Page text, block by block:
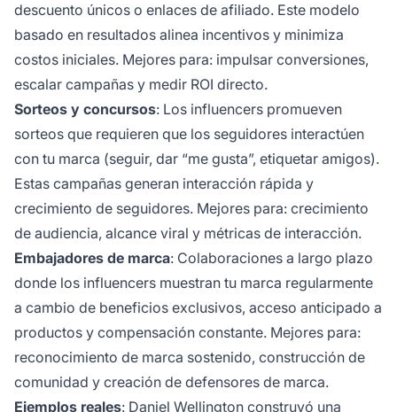
descuento únicos o enlaces de afiliado. Este modelo
basado en resultados alinea incentivos y minimiza
costos iniciales. Mejores para: impulsar conversiones,
escalar campañas y medir ROI directo.
Sorteos y concursos: Los influencers promueven
sorteos que requieren que los seguidores interactúen
con tu marca (seguir, dar “me gusta”, etiquetar amigos).
Estas campañas generan interacción rápida y
crecimiento de seguidores. Mejores para: crecimiento
de audiencia, alcance viral y métricas de interacción.
Embajadores de marca: Colaboraciones a largo plazo
donde los influencers muestran tu marca regularmente
a cambio de beneficios exclusivos, acceso anticipado a
productos y compensación constante. Mejores para:
reconocimiento de marca sostenido, construcción de
comunidad y creación de defensores de marca.
Ejemplos reales: Daniel Wellington construyó una